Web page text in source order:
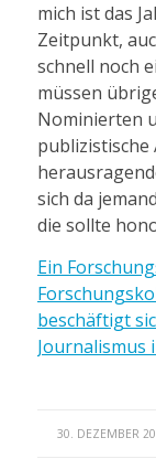
mich ist das
Zeitpunkt,
schnell noch
müssen
Nominierten
publizistische
sich da
die sollte
Ein
beschäftigt
Journalismus
30. DEZEMBER
/